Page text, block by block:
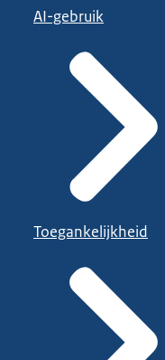
AI-gebruik
Toegankelijkheid